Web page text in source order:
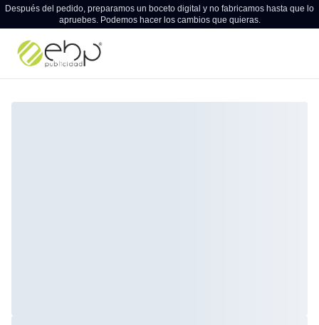
Después del pedido, preparamos un boceto digital y no fabricamos hasta que lo
apruebes. Podemos hacer los cambios que quieras.